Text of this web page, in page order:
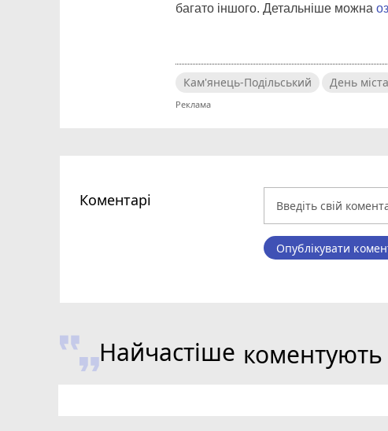
багато іншого. Детальніше можна
Кам'янець-Подільський День міста
Коментарі
Опублікувати
Найчастіше коментують